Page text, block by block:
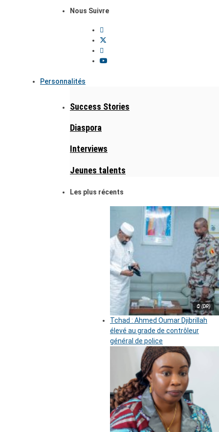
Nous Suivre
Personnalités
Success Stories
Diaspora
Interviews
Jeunes talents
Les plus récents
© (DR)
Tchad : Ahmed Oumar Djibrillah
élevé au grade de contrôleur
général de police